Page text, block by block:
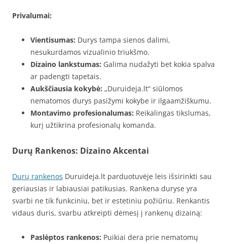
Privalumai:
Vientisumas: Durys tampa sienos dalimi,
nesukurdamos vizualinio triukšmo.
Dizaino lankstumas: Galima nudažyti bet kokia spalva
ar padengti tapetais.
Aukščiausia kokybė: „Duruideja.lt“ siūlomos
nematomos durys pasižymi kokybe ir ilgaamžiškumu.
Montavimo profesionalumas: Reikalingas tikslumas,
kurį užtikrina profesionalų komanda.
Durų Rankenos: Dizaino Akcentai
Durų rankenos Duruideja.lt parduotuvėje leis išsirinkti sau
geriausias ir labiausiai patikusias. Rankena duryse yra
svarbi ne tik funkciniu, bet ir estetiniu požiūriu. Renkantis
vidaus duris, svarbu atkreipti dėmesį į rankenų dizainą:
Paslėptos rankenos: Puikiai dera prie nematomų